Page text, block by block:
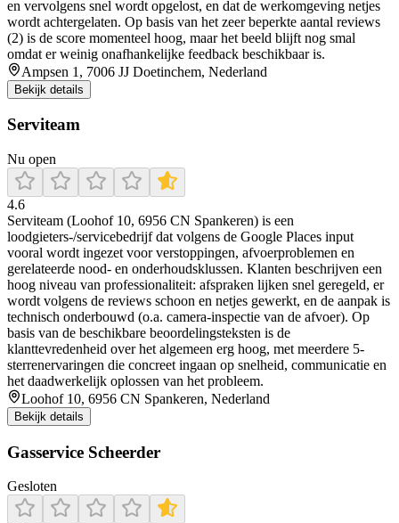
en vervolgens snel wordt opgelost, en dat de werkomgeving netjes
wordt achtergelaten. Op basis van het zeer beperkte aantal reviews
(2) is de score momenteel hoog, maar het beeld blijft nog smal
omdat er weinig onafhankelijke feedback beschikbaar is.
Ampsen 1, 7006 JJ Doetinchem, Nederland
Bekijk details
Serviteam
Nu open
4.6
Serviteam (Loohof 10, 6956 CN Spankeren) is een
loodgieters-/servicebedrijf dat volgens de Google Places input
vooral wordt ingezet voor verstoppingen, afvoerproblemen en
gerelateerde nood- en onderhoudsklussen. Klanten beschrijven een
hoog niveau van professionaliteit: afspraken lijken snel geregeld, er
wordt volgens de reviews schoon en netjes gewerkt, en de aanpak is
technisch onderbouwd (o.a. camera-inspectie van de afvoer). Op
basis van de beschikbare beoordelingsteksten is de
klanttevredenheid over het algemeen erg hoog, met meerdere 5-
sterrenervaringen die concreet ingaan op snelheid, communicatie en
het daadwerkelijk oplossen van het probleem.
Loohof 10, 6956 CN Spankeren, Nederland
Bekijk details
Gasservice Scheerder
Gesloten